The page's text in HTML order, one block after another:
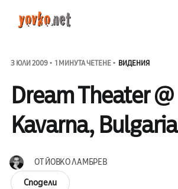
3 ЮЛИ 2009 1 МИНУТА ЧЕТЕНЕ ВИДЕНИЯ
Dream Theater @
Kavarna, Bulgaria
ОТЙОВКО ЛАМБРЕВ
Сподели